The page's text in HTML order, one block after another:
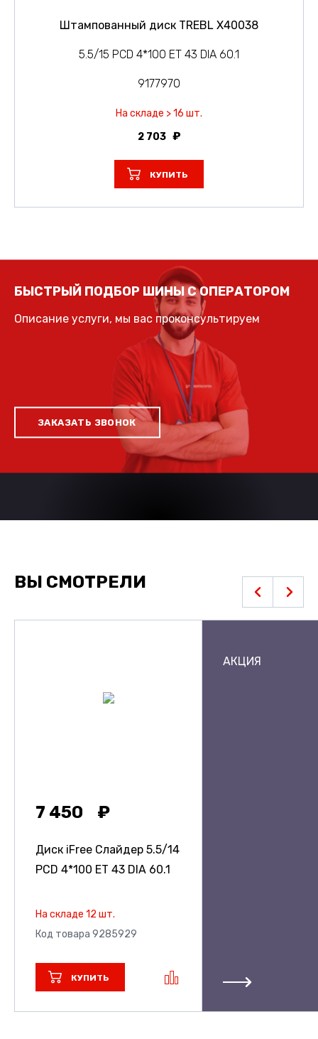
Штампованный диск TREBL X40038
5.5/15 PCD 4*100 ET 43 DIA 60.1
9177970
На складе > 16 шт.
2 703
КУПИТЬ
БЫСТРЫЙ ПОДБОР ШИНЫ С ОПЕРАТОРОМ
Описание услуги, мы вас проконсультируем
ЗАКАЗАТЬ ЗВОНОК
ВЫ СМОТРЕЛИ
7 450
Диск iFree Слайдер 5.5/14
PCD 4*100 ET 43 DIA 60.1
На складе 12 шт.
Код товара 9285929
КУПИТЬ
АКЦИЯ